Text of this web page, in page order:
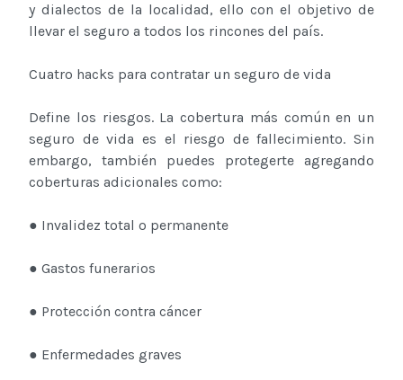
y dialectos de la localidad, ello con el objetivo de
llevar el seguro a todos los rincones del país.
Cuatro hacks para contratar un seguro de vida
Define los riesgos. La cobertura más común en un
seguro de vida es el riesgo de fallecimiento. Sin
embargo, también puedes protegerte agregando
coberturas adicionales como:
● Invalidez total o permanente
● Gastos funerarios
● Protección contra cáncer
● Enfermedades graves